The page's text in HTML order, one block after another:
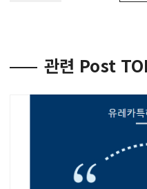
관련 Post